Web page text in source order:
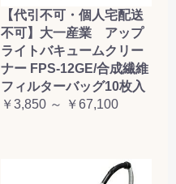
【代引不可・個人宅配送
不可】大一産業 アップ
ライトバキュームクリー
ナー FPS-12GE/合成繊維
フィルターバッグ10枚入
￥3,850 ～ ￥67,100